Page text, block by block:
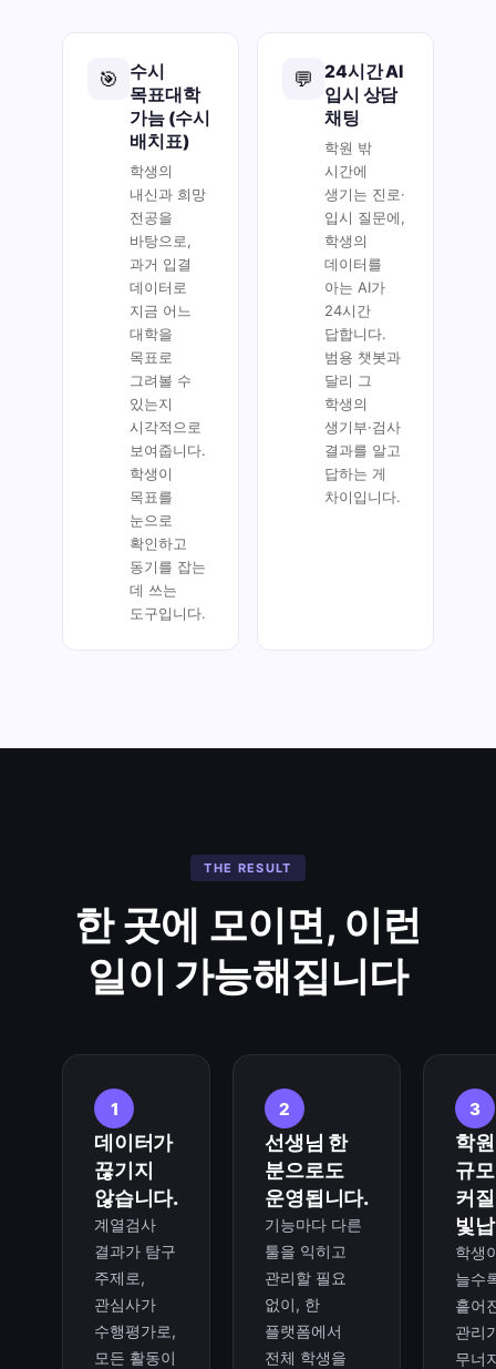
🎯
수시
목표대학
가늠 (수시
배치표)
학생의
내신과 희망
전공을
바탕으로,
과거 입결
데이터로
지금 어느
대학을
목표로
그려볼 수
있는지
시각적으로
보여줍니다.
학생이
목표를
눈으로
확인하고
동기를 잡는
데 쓰는
도구입니다.
💬
24시간 AI
입시 상담
채팅
학원 밖
시간에
생기는 진로·
입시 질문에,
학생의
데이터를
아는 AI가
24시간
답합니다.
범용 챗봇과
달리 그
학생의
생기부·검사
결과를 알고
답하는 게
차이입니다.
THE RESULT
한 곳에 모이면, 이런
일이 가능해집니다
1
데이터가
끊기지
않습니다.
계열검사
결과가 탐구
주제로,
관심사가
수행평가로,
모든 활동이
2
선생님 한
분으로도
운영됩니다.
기능마다 다른
툴을 익히고
관리할 필요
없이, 한
플랫폼에서
전체 학생을
3
학원
규
커
빛
학생
늘수
흩어
관리
무너